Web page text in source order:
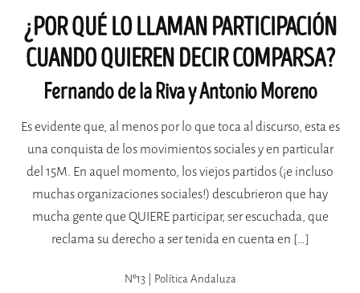
¿POR QUÉ LO LLAMAN PARTICIPACIÓN
CUANDO QUIEREN DECIR COMPARSA?
Fernando de la Riva y Antonio Moreno
Es evidente que, al menos por lo que toca al discurso, esta es
una conquista de los movimientos sociales y en particular
del 15M. En aquel momento, los viejos partidos (¡e incluso
muchas organizaciones sociales!) descubrieron que hay
mucha gente que QUIERE participar, ser escuchada, que
reclama su derecho a ser tenida en cuenta en […]
Nº13 | Política Andaluza